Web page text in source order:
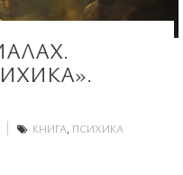
КНИГА, ПСИХИКА